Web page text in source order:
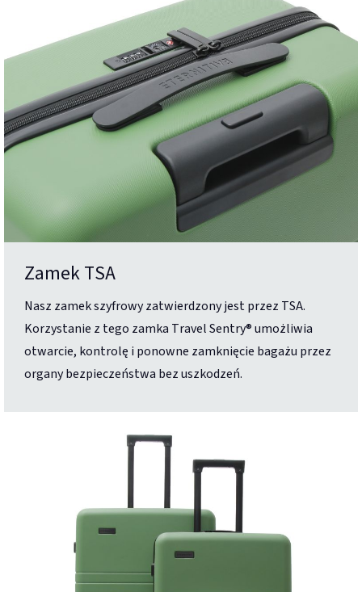
Zamek TSA
Nasz zamek szyfrowy zatwierdzony jest przez TSA.
Korzystanie z tego zamka Travel Sentry® umożliwia
otwarcie, kontrolę i ponowne zamknięcie bagażu przez
organy bezpieczeństwa bez uszkodzeń.